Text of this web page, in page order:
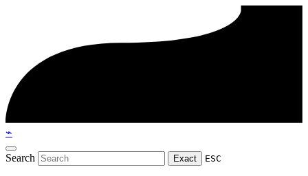
⌁
Search Exact ESC